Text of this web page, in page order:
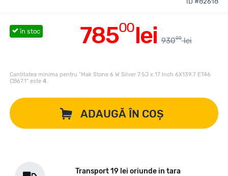
78500lei 93000 lei
în stoc
Cantitatea minima pentru "Mak Stone 6 W Silver 7.5J x 17 Inch 6X139.7 ET46
CB67.1" este 4.
ADAUGĂ ÎN COȘ
Transport 19 lei oriunde in tara